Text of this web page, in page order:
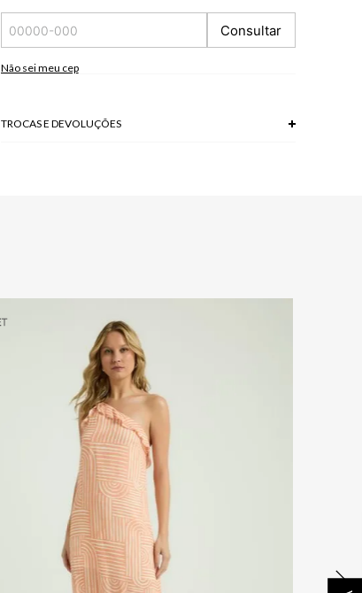
Consultar
Não sei meu cep
TROCAS E DEVOLUÇÕES